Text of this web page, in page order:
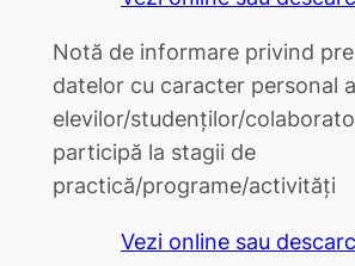
Notă de informare privind
datelor cu caracter personal a
elevilor/studenților/
participă la stagii de
practică/programe/activități
Vezi online sau